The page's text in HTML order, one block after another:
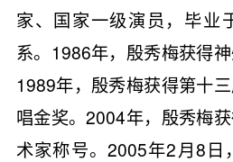
家、国家一级演员，毕业
系。1986年，殷秀梅获得神
1989年，殷秀梅获得第十
唱金奖。2004年，殷秀梅
术家称号。2005年2月8日